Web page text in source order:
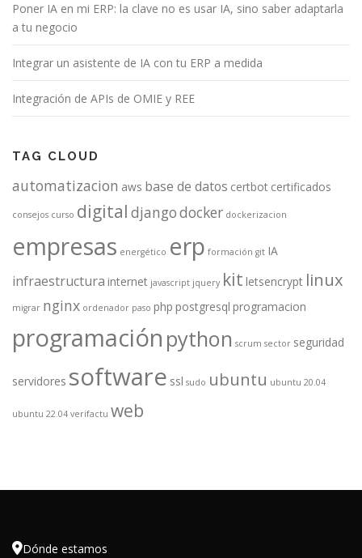
Poner IA en mi ERP: la clave no es usar IA, sino saber adaptarla
a tu negocio
Integrar un asistente de IA con tu ERP a medida
Integración de APIs de OMIE y REE
TAG CLOUD
automatizacion aws base de datos certbot certificados
consejos curso digital djangodocker dockerizacion
empresas energético erp formación git IA
infraestructura internet javascript jquery kit letsencrypt linux
migrar nginx ordenador paso php postgresql programacion
programación python scrum sector seguridad
servidores software ssl sudo ubuntu ubuntu 20.04
ubuntu 22.04 verifactu web
Dónde estamos